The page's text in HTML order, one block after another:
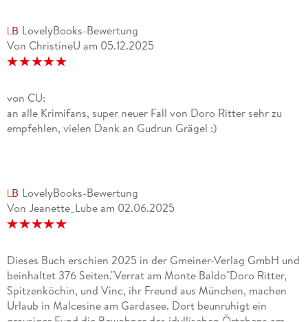
LovelyBooks-Bewertung
Von ChristineU am 05.12.2025
von CU:
an alle Krimifans, super neuer Fall von Doro Ritter sehr zu
empfehlen, vielen Dank an Gudrun Grägel :)
LovelyBooks-Bewertung
Von Jeanette_Lube am 02.06.2025
Dieses Buch erschien 2025 in der Gmeiner-Verlag GmbH und
beinhaltet 376 Seiten."Verrat am Monte Baldo"Doro Ritter,
Spitzenköchin, und Vinc, ihr Freund aus München, machen
Urlaub in Malcesine am Gardasee. Dort beunruhigt ein